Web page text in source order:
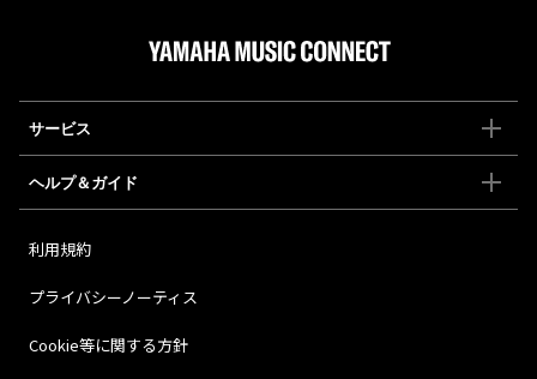
サービス
ヘルプ＆ガイド
利用規約
プライバシーノーティス
Cookie等に関する方針